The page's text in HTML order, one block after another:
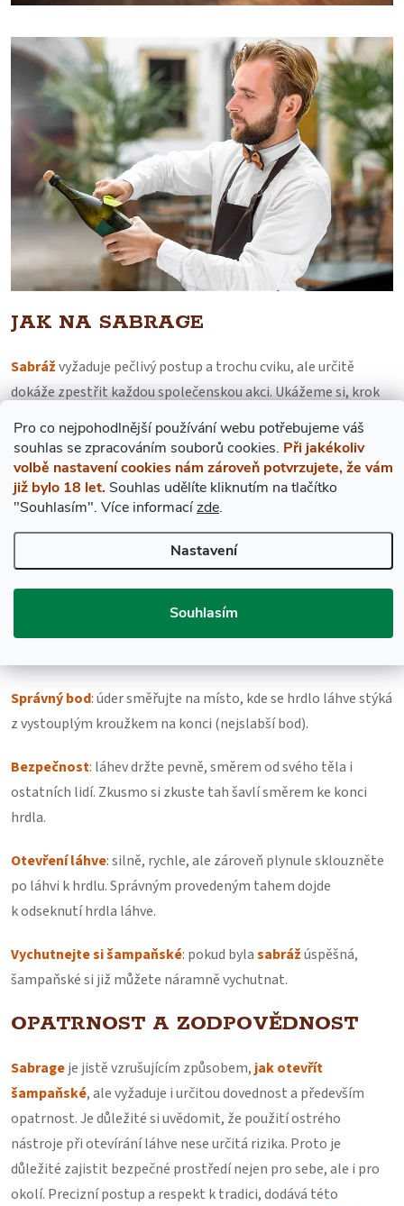
Pro co nejpohodlnější používání webu potřebujeme váš
souhlas se zpracováním souborů cookies. Při jakékoliv
volbě nastavení cookies nám zároveň potvrzujete, že vám
již bylo 18 let. Souhlas udělíte kliknutím na tlačítko
"Souhlasím". Více informacízde.
Nastavení
Souhlasím
JAK NA SABRAGE
Sabrážvyžaduje pečlivý postup a trochu cviku, ale určitě
dokáže zpestřit každou společenskou akci. Ukážeme si, krok
za krokem, jak na to:
Vyberte vhodnou láhev šampaňského: nejlepší jsou láhve s
výrazným kroužkem na hrdle, které je jasně viditelné. Ideální
je napříkladDom Perignon,Veuve Cliquot
Yves Jacques.
mohlo všechno "vyběhnout" z láhve
Správný bod: úder směřujte na místo, kde se hrdlo láhve stýká
z vystouplým kroužkem na konci (nejslabší bod).
Bezpečnost: láhev držte pevně, směrem od svého těla i
ostatních lidí. Zkusmo si zkuste tah šavlí směrem ke konci
hrdla.
Otevření láhve: silně, rychle, ale zároveň plynule sklouzněte
po láhvi k hrdlu. Správným provedeným tahem dojde
k odseknutí hrdla láhve.
Vychutnejte si šampaňské: pokud bylasabrážúspěšná,
šampaňské si již můžete náramně vychutnat.
OPATRNOST A ZODPOVĚDNOST
Sabrageje jistě vzrušujícím způsobem, jak otevřít
šampaňské, ale vyžaduje i určitou dovednost a především
opatrnost. Je důležité si uvědomit, že použití ostrého
nástroje při otevírání láhve nese určitá rizika. Proto je
důležité zajistit bezpečné prostředí nejen pro sebe, ale i pro
okolí. Precizní postup a respekt k tradici, dodává této